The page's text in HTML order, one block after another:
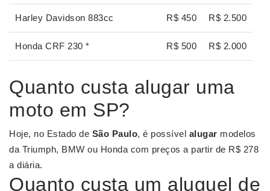
Harley Davidson 883cc R$ 450 R$ 2.500
Honda CRF 230 * R$ 500 R$ 2.000
Quanto custa alugar uma
moto em SP?
Hoje, no Estado de São Paulo, é possível alugar modelos
da Triumph, BMW ou Honda com preços a partir de R$ 278
a diária.
Quanto custa um aluguel de